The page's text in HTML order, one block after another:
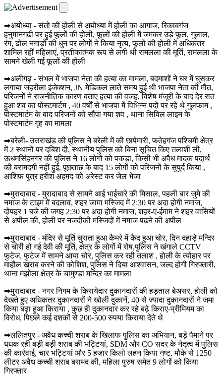
➡अयोध्या - संतो की होली से अयोध्या में होली का आगाज, रिकाबगंज
हनुमानगढ़ी पर हुई फूलों की होली, फूलों की होली में जमकर उड़े फूल, गुलाल,
रंग, ढोल नगाड़ों की धुन पर लोगों ने किया नृत्य, फूलों की होली में अधिकतर
शामिल रहीं महिलाएं, प्रतीकात्मक रूप से लगी थी रामलला की मूर्ति, रामलला के
सामने खेली गई फूलों की होली
➡अलीगढ़ - संभल में भाजपा नेता की हत्या का मामला, बदमाशों ने घर में घुसकर
लगाया जहरीला इंजेक्शन, JN मेडिकल लाते समय हुई थी भाजपा नेता की मौत,
परिजनों ने राजनीतिक कारण बताए हत्या की वजह, विशेष मंजूरी के बाद देर रात
हुआ शव का पोस्टमार्टम , 40 वर्षों से भाजपा में विभिन्न पदों पर रहे थे गुलफाम ,
पोस्टमार्टम के बाद परिजनों को सौंपा गया शव , थाना सिविल लाइन के
पोस्टमार्टम गृह का मामला
➡बरेली- उत्तराखंड की पुलिस ने बरेली में की छापेमारी, फतेहगंज पश्चिमी क्षेत्र
में 2 स्थानों पर दबिश दी, स्थानीय पुलिस को बिना सूचित किए तलाशी ली,
ऊधमसिंहनगर की पुलिस ने 16 लोगों को पकड़ा, किसी भी अवैध मादक पदार्थ
की बरामदगी नहीं हुई, पूछताछ के बाद 15 लोगों को परिजनों के सुपुर्द किया ,
आशिफ पुत्र हरीश अहमद को अरेस्ट कर जेल भेजा
➡मुरादाबाद - मुरादाबाद से सामने आई भाईचारे की मिसाल, पहली बार जुमे की
नमाज के टाइम में बदलाव, शहर जामा मस्जिद में 2:30 पर अदा होगी नमाज,
दोपहर 1 बजे की जगह 2:30 पर अदा होगी नमाज, शहर-ए-ईमाम ने शहर वासियों
से अपील की, होली पर नजदीकी मस्जिदों में नमाज पढ़ने की अपील
➡मुरादाबाद - मंदिर से मूर्ति चुराता हुआ कैमरे में कैद हुआ चोर, दिन दहाड़े मन्दिर
से चोरी हो गई देवी की मूर्ति, क्षेत्र के लोगों में रोष,पुलिस ने खंगाले CCTV
फुटेज, फुटेज में सामने आया चोर, पुलिस कर रही तलाश , होली के त्योहार पर
माहौल खराब करने की कोशिश, पुलिस ने दिया आश्वासन, जल्द होगी गिरफ्तारी,
थाना मझोला क्षेत्र के चामुण्डा मन्दिर का मामला
➡मुरादाबाद - नगर निगम के किरायेदार दुकानदारों की हड़ताल बेअसर, होली को
देखते हुए अधिकतर दुकानदारों ने खोली दुकानें, 40 से ज्यादा दुकानदारों ने जमा
किया बढ़ा हुआ किराया , कुछ ही दुकानदार कर रहे बढ़े किराए-प्रीमियम का
विरोध, पिछले कई दशकों से 200-500 रुपया किराया देते थे
➡ललितपुर - अवैध कच्ची शराब के खिलाफ पुलिस का अभियान, बड़े पैमाने पर
धधक रही बड़ी बड़ी शराब की भट्टियां, SDM और CO सदर के नेतृत्व में पुलिस
की कार्रवाई, चार भट्टियां और 5 हजार किलो लहन किया नष्ट, मौके से 1250
लीटर अवैध कच्ची शराब बरामद की, महिला पुरुष समेत 9 लोगों को किया
गिरफ्तार